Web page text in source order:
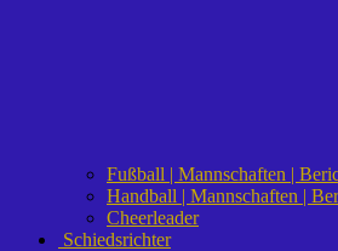
Fußball | Mannschaften |
Handball | Mannschaften |
Cheerleader
Schiedsrichter